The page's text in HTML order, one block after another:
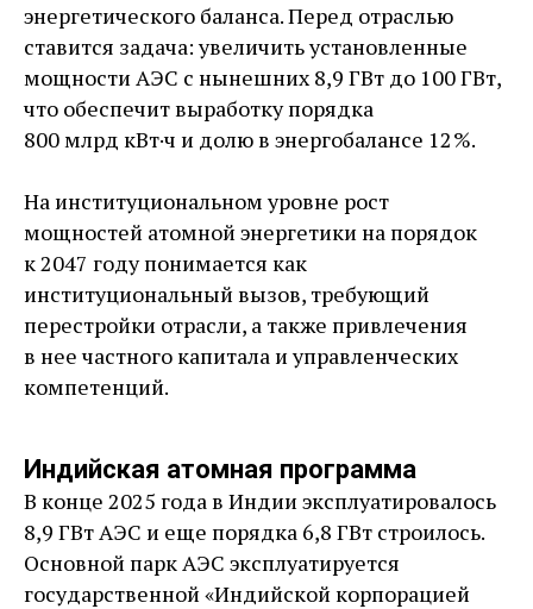
энергетического баланса. Перед отраслью
ставится задача: увеличить установленные
мощности АЭС с нынешних 8,9 ГВт до 100 ГВт,
что обеспечит выработку порядка
800 млрд кВт·ч и долю в энергобалансе 12 %.
На институциональном уровне рост
мощностей атомной энергетики на порядок
к 2047 году понимается как
институциональный вызов, требующий
перестройки отрасли, а также привлечения
в нее частного капитала и управленческих
компетенций.
Индийская атомная программа
В конце 2025 года в Индии эксплуатировалось
8,9 ГВт АЭС и еще порядка 6,8 ГВт строилось.
Основной парк АЭС эксплуатируется
государственной «Индийской корпорацией